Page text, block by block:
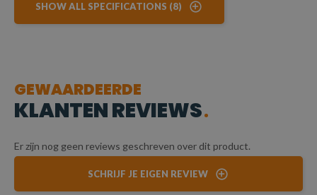
SHOW ALL SPECIFICATIONS (8)
GEWAARDEERDE
KLANTEN REVIEWS
Er zijn nog geen reviews geschreven over dit product.
SCHRIJF JE EIGEN REVIEW